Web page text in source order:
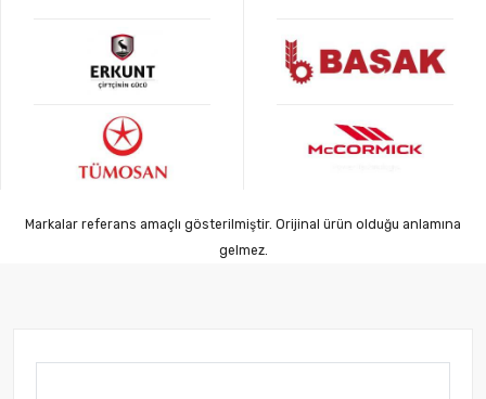
Markalar referans amaçlı gösterilmiştir. Orijinal ürün olduğu anlamına
gelmez.